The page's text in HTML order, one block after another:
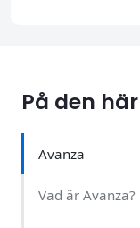
På den
Avanza
Vad är Avanza?